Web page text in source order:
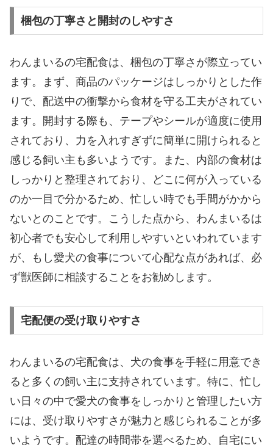
梱包の丁寧さと開封のしやすさ
わんまいるの宅配食は、梱包の丁寧さが際立ってい
ます。まず、商品のパッケージはしっかりとした作
りで、配送中の衝撃から食材を守る工夫がされてい
ます。開封する際も、テープやシールが適度に使用
されており、力を入れすぎずに簡単に開けられると
感じる飼い主も多いようです。また、内部の食材は
しっかりと整理されており、どこに何が入っている
のか一目で分かるため、忙しい時でも手間がかから
ないとのことです。こうした点から、わんまいるは
初心者でも安心して利用しやすいといわれています
が、もし愛犬の食事について心配な点があれば、必
ず獣医師に相談することをお勧めします。
宅配便の受け取りやすさ
わんまいるの宅配食は、犬の食事を手軽に用意でき
ると多くの飼い主に支持されています。特に、忙し
い日々の中で愛犬の食事をしっかりと管理したい方
には、受け取りやすさが魅力と感じられることが多
いようです。配達の時間帯を選べるため、自宅にい